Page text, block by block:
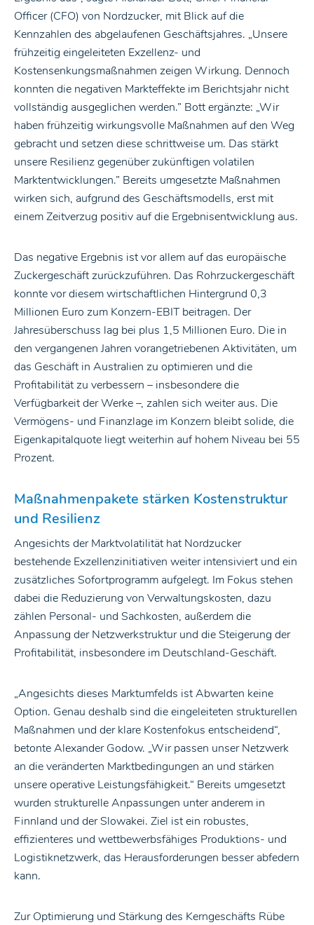
Officer (CFO) von Nordzucker, mit Blick auf die
Kennzahlen des abgelaufenen Geschäftsjahres. „Unsere
frühzeitig eingeleiteten Exzellenz- und
Kostensenkungsmaßnahmen zeigen Wirkung. Dennoch
konnten die negativen Markteffekte im Berichtsjahr nicht
vollständig ausgeglichen werden.” Bott ergänzte: „Wir
haben frühzeitig wirkungsvolle Maßnahmen auf den Weg
gebracht und setzen diese schrittweise um. Das stärkt
unsere Resilienz gegenüber zukünftigen volatilen
Marktentwicklungen.” Bereits umgesetzte Maßnahmen
wirken sich, aufgrund des Geschäftsmodells, erst mit
einem Zeitverzug positiv auf die Ergebnisentwicklung aus.
Das negative Ergebnis ist vor allem auf das europäische
Zuckergeschäft zurückzuführen. Das Rohrzuckergeschäft
konnte vor diesem wirtschaftlichen Hintergrund 0,3
Millionen Euro zum Konzern-EBIT beitragen. Der
Jahresüberschuss lag bei plus 1,5 Millionen Euro. Die in
den vergangenen Jahren vorangetriebenen Aktivitäten, um
das Geschäft in Australien zu optimieren und die
Profitabilität zu verbessern – insbesondere die
Verfügbarkeit der Werke –, zahlen sich weiter aus. Die
Vermögens- und Finanzlage im Konzern bleibt solide, die
Eigenkapitalquote liegt weiterhin auf hohem Niveau bei 55
Prozent.
Maßnahmenpakete stärken Kostenstruktur
und Resilienz
Angesichts der Marktvolatilität hat Nordzucker
bestehende Exzellenzinitiativen weiter intensiviert und ein
zusätzliches Sofortprogramm aufgelegt. Im Fokus stehen
dabei die Reduzierung von Verwaltungskosten, dazu
zählen Personal- und Sachkosten, außerdem die
Anpassung der Netzwerkstruktur und die Steigerung der
Profitabilität, insbesondere im Deutschland-Geschäft.
„Angesichts dieses Marktumfelds ist Abwarten keine
Option. Genau deshalb sind die eingeleiteten strukturellen
Maßnahmen und der klare Kostenfokus entscheidend“,
betonte Alexander Godow. „Wir passen unser Netzwerk
an die veränderten Marktbedingungen an und stärken
unsere operative Leistungsfähigkeit.“ Bereits umgesetzt
wurden strukturelle Anpassungen unter anderem in
Finnland und der Slowakei. Ziel ist ein robustes,
effizienteres und wettbewerbsfähiges Produktions- und
Logistiknetzwerk, das Herausforderungen besser abfedern
kann.
Zur Optimierung und Stärkung des Kerngeschäfts Rübe